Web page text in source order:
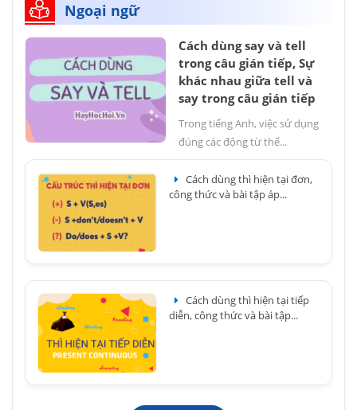
Ngoại ngữ
Cách dùng say và tell
trong câu gián tiếp, Sự
khác nhau giữa tell và
say trong câu gián tiếp
Trong tiếng Anh, việc sử dụng
đúng các động từ thể...
Cách dùng thì hiện tại đơn,
công thức và bài tập áp...
Cách dùng thì hiện tại tiếp
diễn, công thức và bài tập...